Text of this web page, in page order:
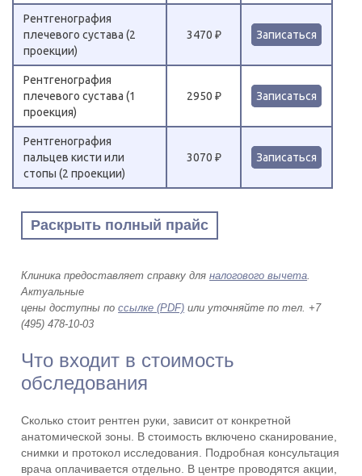
Рентгенография
плечевого сустава (2
проекции)
3470 ₽ Записаться
Рентгенография
плечевого сустава (1
проекция)
2950 ₽ Записаться
Рентгенография
пальцев кисти или
стопы (2 проекции)
3070 ₽ Записаться
Раскрыть полный прайс
Клиника предоставляет справку дляналогового вычета.
Актуальные
цены доступны поссылке (PDF) или уточняйте по тел. +7
(495) 478-10-03
Что входит в стоимость
обследования
Сколько стоит рентген руки, зависит от конкретной
анатомической зоны. В стоимость включено сканирование,
снимки и протокол исследования. Подробная консультация
врача оплачивается отдельно. В центре проводятся акции,